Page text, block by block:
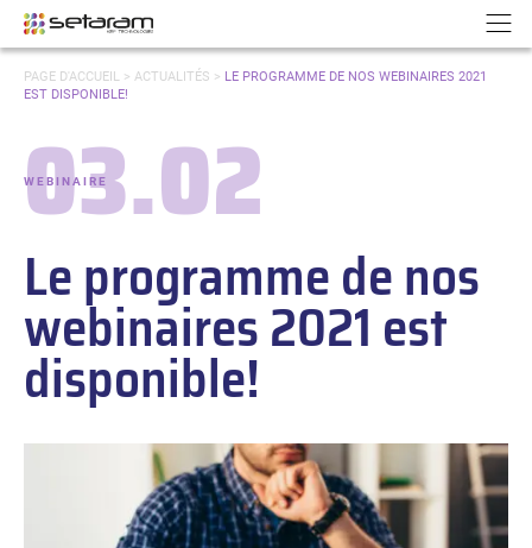
Aller au contenu
VOUS
ÊTES
PAGE D'ACCUEIL> ACTUALITÉS > LE PROGRAMME DE NOS WEBINAIRES 2021
EST DISPONIBLE!
Le programme de nos
webinaires 2021 est
disponible!
Date :
03.02
WEBINAIRE
Panneau de gestion des cookies